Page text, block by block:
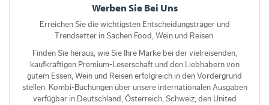
Werben Sie Bei Uns
Erreichen Sie die wichtigsten Entscheidungsträger und
Trendsetter in Sachen Food, Wein und Reisen.
Finden Sie heraus, wie Sie Ihre Marke bei der vielreisenden,
kaufkräftigen Premium-Leserschaft und den Liebhabern von
gutem Essen, Wein und Reisen erfolgreich in den Vordergrund
stellen. Kombi-Buchungen über unsere internationalen Ausgaben
verfügbar in Deutschland, Österreich, Schweiz, den United